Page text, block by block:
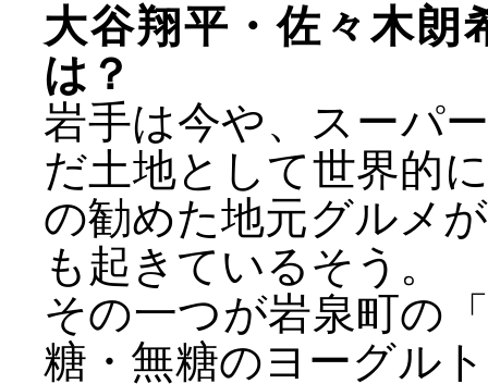
大谷翔平・佐々木朗
は？
岩手は今や、スーパ
だ土地として世界的
の勧めた地元グルメ
も起きているそう。
その一つが岩泉町の
糖・無糖のヨーグル